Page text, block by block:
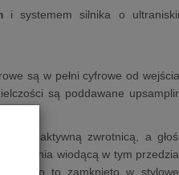
i systemem silnika o
są w pełni cyfrowe od
są poddawane
z aktywną zwrotnicą, a
wiodącą w tym
to zamknięto w